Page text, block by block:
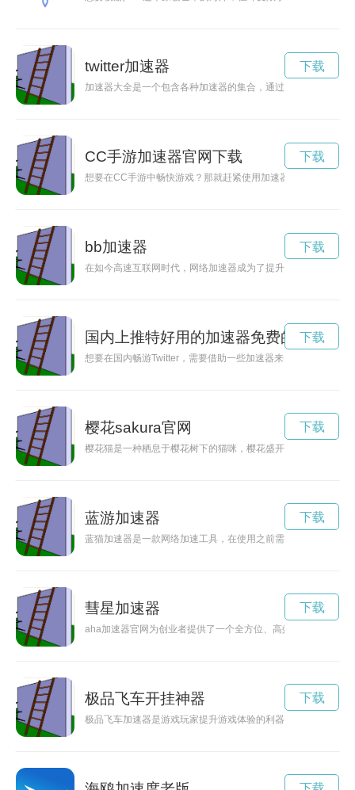
twitter加速器
加速器大全是一个包含各种加速器的集合，通过这一平台，我
下载
CC手游加速器官网下载
想要在CC手游中畅快游戏？那就赶紧使用加速器吧！CC手游
下载
bb加速器
在如今高速互联网时代，网络加速器成为了提升网络速度的必
下载
国内上推特好用的加速器免费的
想要在国内畅游Twitter，需要借助一些加速器来突破网络限制，
下载
樱花sakura官网
樱花猫是一种栖息于樱花树下的猫咪，樱花盛开时，它们就如同
下载
蓝游加速器
蓝猫加速器是一款网络加速工具，在使用之前需要进行相应的
下载
彗星加速器
aha加速器官网为创业者提供了一个全方位、高效率的孵化平
下载
极品飞车开挂神器
极品飞车加速器是游戏玩家提升游戏体验的利器，但市面上品
下载